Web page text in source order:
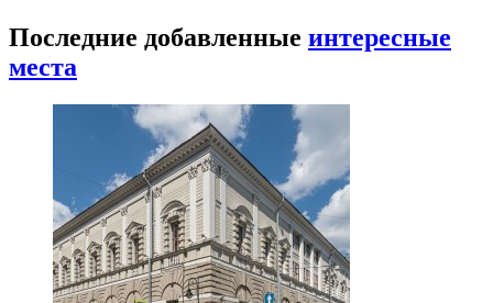
Последние добавленные интересные
места